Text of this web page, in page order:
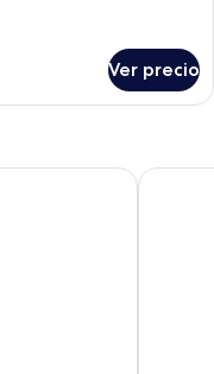
Ver precio
Grand